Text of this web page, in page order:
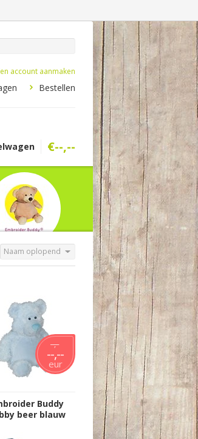
account aanmaken
Bestellen
€--,--
Naam oplopend
--,--
--,--
eur
Buddy
beer blauw